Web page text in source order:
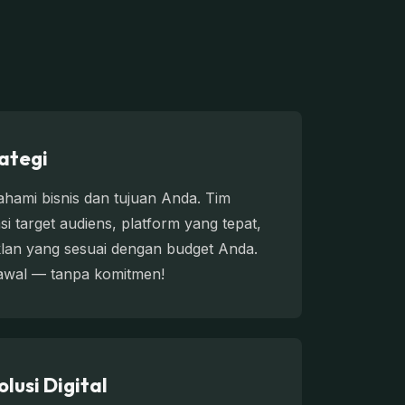
bisnis dan tujuan Anda. Tim
target audiens, platform yang tepat,
yang sesuai dengan budget Anda.
— tanpa komitmen!
Digital